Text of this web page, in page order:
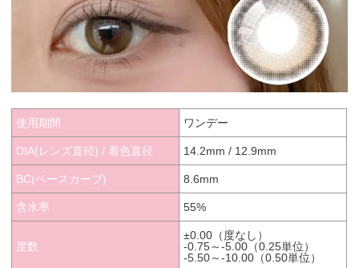
使用期間 ワンデー
DIA(レンズ直径) / 着色直径 14.2mm / 12.9mm
BC(ベースカーブ) 8.6mm
含水率 55%
度数
±0.00（度なし）
-0.75～-5.00（0.25単位）
-5.50～-10.00（0.50単位）